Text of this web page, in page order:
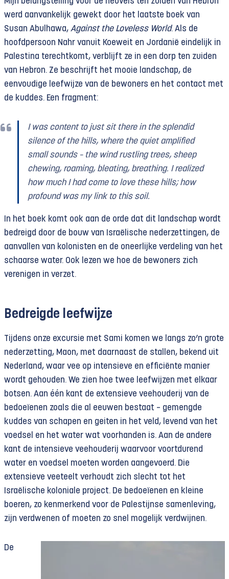
werd aanvankelijk gewekt door het laatste boek van
Susan Abulhawa, Against the Loveless World. Als de
hoofdpersoon Nahr vanuit Koeweit en Jordanië eindelijk in
Palestina terechtkomt, verblijft ze in een dorp ten zuiden
van Hebron. Ze beschrijft het mooie landschap, de
eenvoudige leefwijze van de bewoners en het contact met
de kuddes. Een fragment:
I was content to just sit there in the splendid
silence of the hills, where the quiet amplified
small sounds – the wind rustling trees, sheep
chewing, roaming, bleating, breathing. I realized
how much I had come to love these hills; how
profound was my link to this soil.
In het boek komt ook aan de orde dat dit landschap wordt
bedreigd door de bouw van Israëlische nederzettingen, de
aanvallen van kolonisten en de oneerlijke verdeling van het
schaarse water. Ook lezen we hoe de bewoners zich
verenigen in verzet.
Bedreigde leefwijze
Tijdens onze excursie met Sami komen we langs zo’n grote
nederzetting, Maon, met daarnaast de stallen, bekend uit
Nederland, waar vee op intensieve en efficiënte manier
wordt gehouden. We zien hoe twee leefwijzen met elkaar
botsen. Aan één kant de extensieve veehouderij van de
bedoeïenen zoals die al eeuwen bestaat – gemengde
kuddes van schapen en geiten in het veld, levend van het
voedsel en het water wat voorhanden is. Aan de andere
kant de intensieve veehouderij waarvoor voortdurend
water en voedsel moeten worden aangevoerd. Die
extensieve veeteelt verhoudt zich slecht tot het
Israëlische koloniale project. De bedoeïenen en kleine
boeren, zo kenmerkend voor de Palestijnse samenleving,
zijn verdwenen of moeten zo snel mogelijk verdwijnen.
De